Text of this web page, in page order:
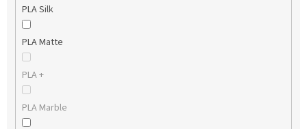
PLA Silk
PLA Matte
PLA +
PLA Marble